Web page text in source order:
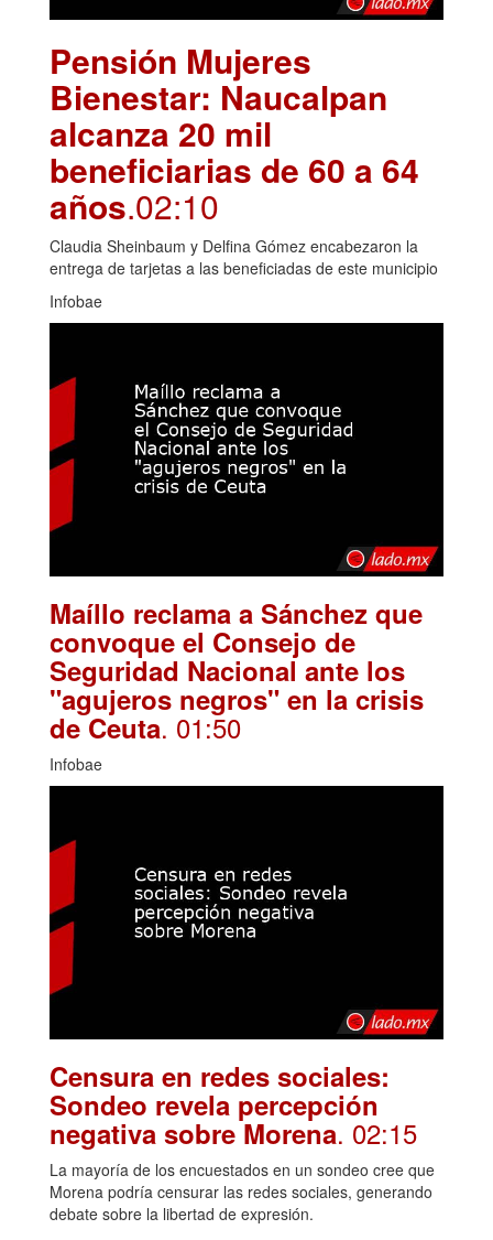
Pensión Mujeres
Bienestar: Naucalpan
alcanza 20 mil
beneficiarias de 60 a 64
años.02:10
Claudia Sheinbaum y Delfina Gómez encabezaron la
entrega de tarjetas a las beneficiadas de este municipio
Infobae
Maíllo reclama a Sánchez que
convoque el Consejo de
Seguridad Nacional ante los
"agujeros negros" en la crisis
de Ceuta. 01:50
Infobae
Censura en redes sociales:
Sondeo revela percepción
negativa sobre Morena. 02:15
La mayoría de los encuestados en un sondeo cree que
Morena podría censurar las redes sociales, generando
debate sobre la libertad de expresión.